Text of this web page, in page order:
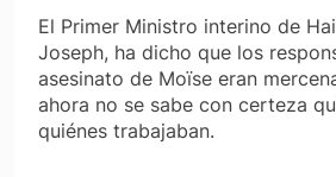
El Primer Ministro interino de
Joseph, ha dicho que los
asesinato de Moïse eran
ahora no se sabe con certeza
quiénes trabajaban.